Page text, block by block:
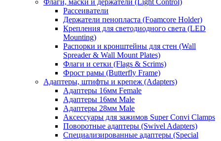
Флаги, маски и держатели (Light Control)
Рассеиватели
Держатели пенопласта (Foamcore Holder)
Крепления для светодиодного света (LED
Mounting)
Распорки и кронштейны для стен (Wall
Spreader & Wall Mount Plates)
Флаги и сетки (Flags & Scrims)
Фрост рамы (Butterfly Frame)
Адаптеры, штифты и крепеж (Adapters)
Адаптеры 16мм Female
Адаптеры 16мм Male
Адаптеры 28мм Male
Аксессуары для зажимов Super Convi Clamps
Поворотные адаптеры (Swivel Adapters)
Специализированные адаптеры (Special